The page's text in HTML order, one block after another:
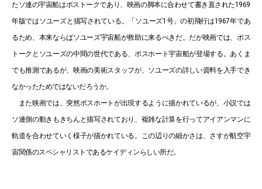
たソ連の宇宙船はボストークであり、映画の脚本に合わせて書き直された1969
年版ではソユーズと描写されている。「ソユーズ1号」の初飛行は1967年であ
るため、本来ならばソユーズ宇宙船が救助に来るべきだ。だが映画では、ボス
トークとソユーズの中間の世代である、ボスホート宇宙船が登場する。あくま
でも推測であるが、映画の美術スタッフが、ソユーズの詳しい資料を入手でき
なかったためではないだろうか。
また映画では、突然ボスホートが出現するように描かれているが、小説では
ソ連側の動きもきちんと描写されており、複雑な計算を行ってアイアンマンに
軌道を合わせていく様子が描かれている。この辺りの細かさは、さすが航空宇
宙関係のスペシャリストであるケイディンらしい所だ。